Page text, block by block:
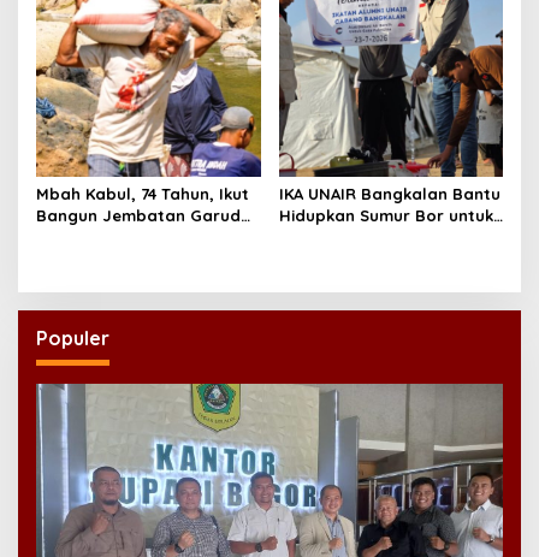
Mbah Kabul, 74 Tahun, Ikut
Bangun Jembatan Garuda
IKA UNAIR Bangkalan Bantu
Hidupkan Sumur Bor untuk
Populer